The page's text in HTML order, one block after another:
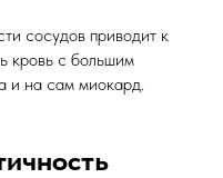
сосудов приводит к
кровь с большим
и на сам миокард.